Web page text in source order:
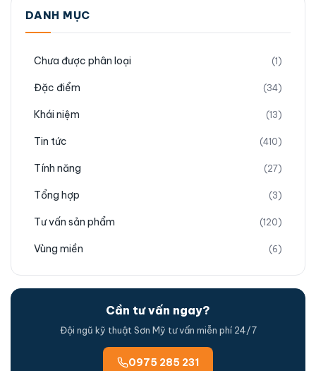
DANH MỤC
Chưa được phân loại (1)
Đặc điểm (34)
Khái niệm (13)
Tin tức (410)
Tính năng (27)
Tổng hợp (3)
Tư vấn sản phẩm (120)
Vùng miền (6)
Cần tư vấn ngay?
Đội ngũ kỹ thuật Sơn Mỹ tư vấn miễn phí 24/7
0975 285 231